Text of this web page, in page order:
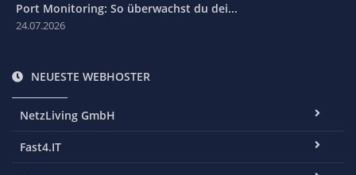
Port Monitoring: So überwachst du dei...
24.07.2026
NEUESTE WEBHOSTER
NetzLiving GmbH
Fast4.IT